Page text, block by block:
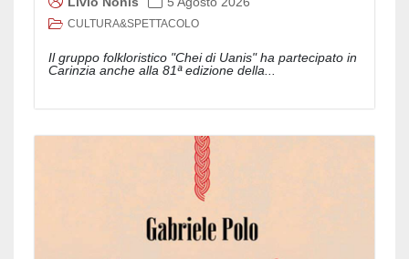
CULTURA&SPETTACOLO
Il gruppo folkloristico "Chei di Uanis" ha partecipato in
Carinzia anche alla 81ª edizione della...